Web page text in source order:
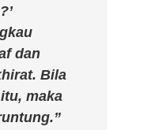
dan
Bila
maka